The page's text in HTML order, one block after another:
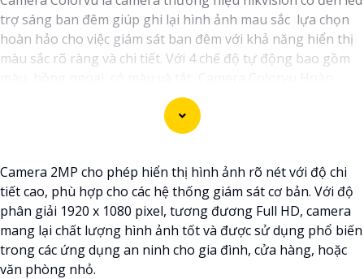
trợ sáng ban đêm giúp ghi lại hình ảnh mau sắc lựa chọn
hoàn hảo cho việc giám sát ban đêm với khả năng hiển thị
màu sắc rõ ràng và chi tiết. Với 4 chế độ tự động bao gồm
toàn tin cậy cho bạn khả năng quan sát linh hoạt và chất
lượng hình ảnh tốt nhất. Tầm xa hồng ngoại và ánh sáng
trắng lên đến 30m giúp camera hoạt động hiệu quả trong
Camera 2MP cho phép hiển thị hình ảnh rõ nét với độ chi
tiết cao, phù hợp cho các hệ thống giám sát cơ bản. Với độ
phân giải 1920 x 1080 pixel, tương đương Full HD, camera
mang lại chất lượng hình ảnh tốt và được sử dụng phổ biến
trong các ứng dụng an ninh cho gia đình, cửa hàng, hoặc
văn phòng nhỏ.